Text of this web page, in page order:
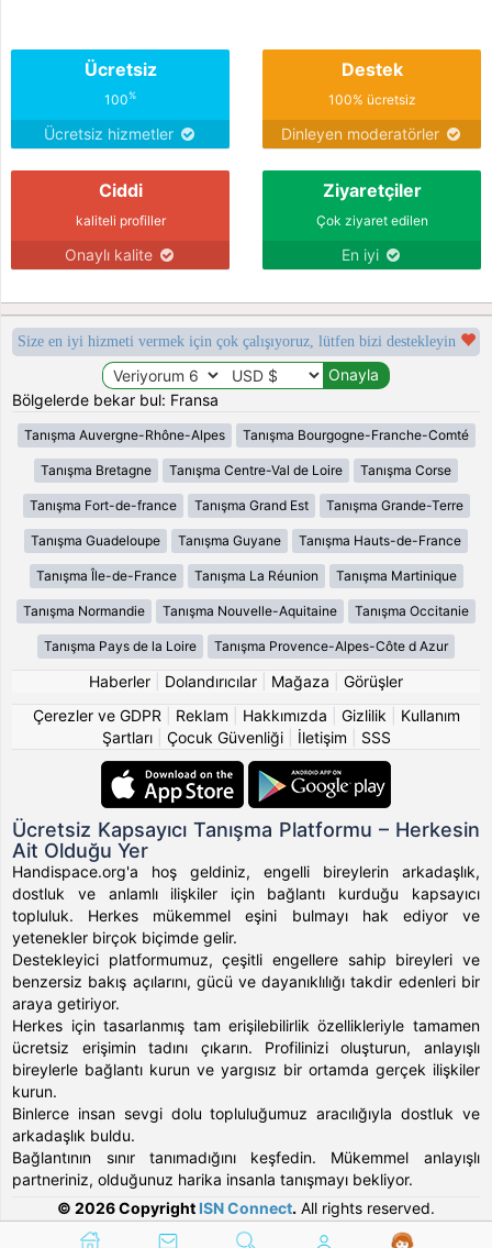
Ücretsiz
100%
Ücretsiz hizmetler
Destek
100% ücretsiz
Dinleyen moderatörler
Ciddi
kaliteli profiller
Onaylı kalite
Ziyaretçiler
Çok ziyaret edilen
En iyi
Size en iyi hizmeti vermek için çok çalışıyoruz, lütfen bizi destekleyin
Bölgelerde bekar bul: Fransa
Tanışma Auvergne-Rhône-Alpes Tanışma Bourgogne-Franche-Comté
Tanışma Bretagne Tanışma Centre-Val de Loire Tanışma Corse
Tanışma Fort-de-france Tanışma Grand Est Tanışma Grande-Terre
Tanışma Guadeloupe Tanışma Guyane Tanışma Hauts-de-France
Tanışma Île-de-France Tanışma La Réunion Tanışma Martinique
Tanışma Normandie Tanışma Nouvelle-Aquitaine Tanışma Occitanie
Tanışma Pays de la Loire Tanışma Provence-Alpes-Côte d Azur
Haberler Dolandırıcılar Mağaza
Görüşler
Çerezler ve GDPR
Reklam Hakkımızda Gizlilik
Kullanım
Şartları| Çocuk Güvenliği| İletişim SSS
Ücretsiz Kapsayıcı Tanışma Platformu – Herkesin
Ait Olduğu Yer
Handispace.org'a hoş geldiniz, engelli bireylerin arkadaşlık,
dostluk ve anlamlı ilişkiler için bağlantı kurduğu kapsayıcı
topluluk. Herkes mükemmel eşini bulmayı hak ediyor ve
yetenekler birçok biçimde gelir.
Destekleyici platformumuz, çeşitli engellere sahip bireyleri ve
benzersiz bakış açılarını, gücü ve dayanıklılığı takdir edenleri bir
araya getiriyor.
Herkes için tasarlanmış tam erişilebilirlik özellikleriyle tamamen
ücretsiz erişimin tadını çıkarın. Profilinizi oluşturun, anlayışlı
bireylerle bağlantı kurun ve yargısız bir ortamda gerçek ilişkiler
kurun.
Binlerce insan sevgi dolu topluluğumuz aracılığıyla dostluk ve
arkadaşlık buldu.
Bağlantının sınır tanımadığını keşfedin. Mükemmel anlayışlı
partneriniz, olduğunuz harika insanla tanışmayı bekliyor.
© 2026 Copyright ISN Connect. All rights reserved.